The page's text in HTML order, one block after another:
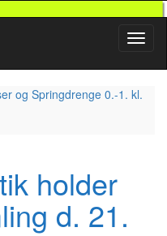
og Springdrenge 0.-1. kl.
holder
d. 21.